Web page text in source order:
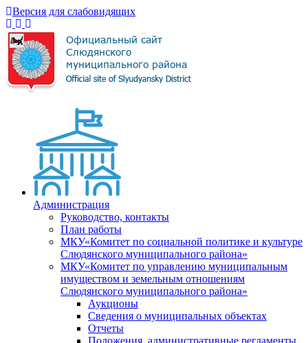
Версия для слабовидящих
Администрация
Руководство, контакты
План работы
МКУ«Комитет по социальной политике и культуре
Слюдянского муниципального района»
МКУ«Комитет по управлению муниципальным
имуществом и земельным отношениям
Слюдянского муниципального района»
Аукционы
Сведения о муниципальных объектах
Отчеты
Положения, административные регламенты